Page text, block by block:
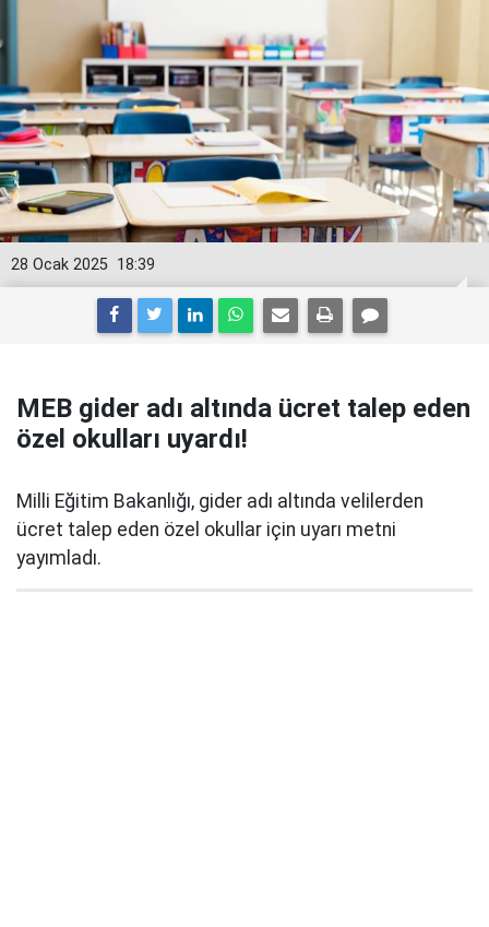
18:39
28 Ocak 2025
MEB gider adı altında ücret talep eden
özel okulları uyardı!
Milli Eğitim Bakanlığı, gider adı altında velilerden
ücret talep eden özel okullar için uyarı metni
yayımladı.